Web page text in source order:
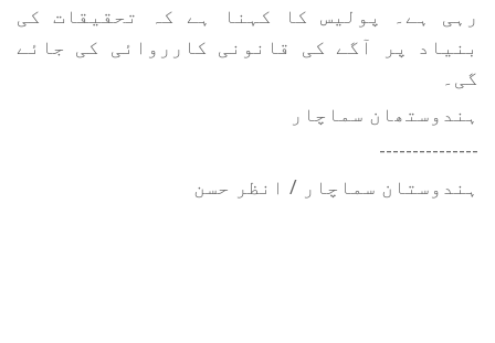
رہی ہے۔ پولیس کا کہنا ہے کہ تحقیقات کی
بنیاد پر آگے کی قانونی کارروائی کی جائے
گی۔
ہندوستھان سماچار
---------------
ہندوستان سماچار / انظر حسن